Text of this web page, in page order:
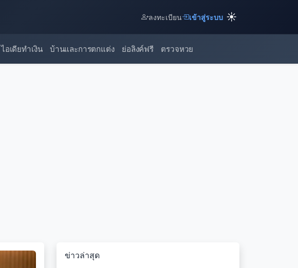
ลงทะเบียน เข้าสู่ระบบ ☀️
ไอเดียทำเงิน บ้านและการตกแต่ง ย่อลิงค์ฟรี ตรวจหวย
ข่าวล่าสุด